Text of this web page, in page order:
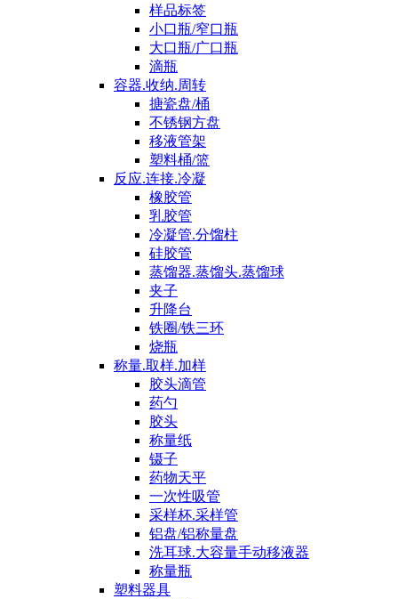
样品标签
小口瓶/窄口瓶
大口瓶/广口瓶
滴瓶
容器.收纳.周转
搪瓷盘/桶
不锈钢方盘
移液管架
塑料桶/篮
反应.连接.冷凝
橡胶管
乳胶管
冷凝管.分馏柱
硅胶管
蒸馏器.蒸馏头.蒸馏球
夹子
升降台
铁圈/铁三环
烧瓶
称量.取样.加样
胶头滴管
药勺
胶头
称量纸
镊子
药物天平
一次性吸管
采样杯.采样管
铝盘/铝称量盘
洗耳球.大容量手动移液器
称量瓶
塑料器具